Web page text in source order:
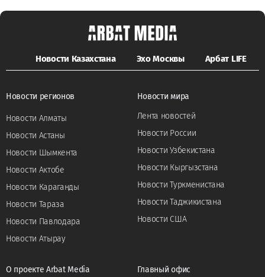
Новости Казахстана Эхо Москвы Арбат LIFE
Новости регионов
Новости Алматы
Новости Астаны
Новости Шымкента
Новости Актобе
Новости Караганды
Новости Тараза
Новости Павлодара
Новости Атырау
Новости мира
Лента новостей
Новости России
Новости Узбекистана
Новости Кыргызстана
Новости Туркменистана
Новости Таджикистана
Новости США
О проекте Arbat Media
Главный офис